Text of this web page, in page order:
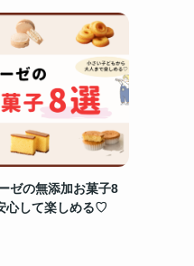
ゼの無添加お菓子8
心して楽しめる♡